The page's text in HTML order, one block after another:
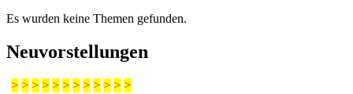
Es wurden keine Themen gefunden.
Neuvorstellungen
> > > > > > > > > > > >